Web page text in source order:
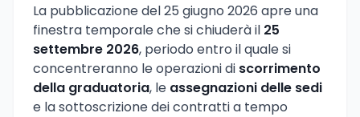
La pubblicazione del 25 giugno 2026 apre una
finestra temporale che si chiuderà il 25
settembre 2026, periodo entro il quale si
concentreranno le operazioni di scorrimento
della graduatoria, le assegnazioni delle sedi
e la sottoscrizione dei contratti a tempo